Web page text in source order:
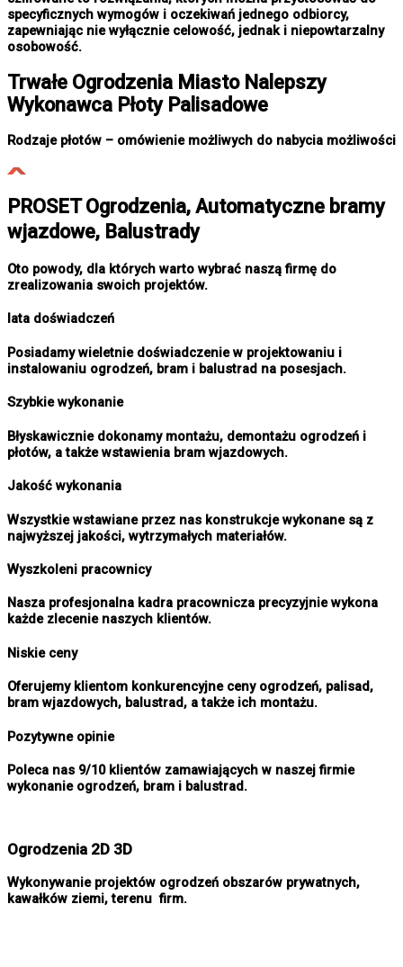
specyficznych wymogów i oczekiwań jednego odbiorcy,
zapewniając nie wyłącznie celowość, jednak i niepowtarzalny
osobowość.
Trwałe Ogrodzenia MiastoNalepszy
Wykonawca Płoty Palisadowe
Rodzaje płotów – omówienie możliwych do nabycia możliwości
PROSET Ogrodzenia, Automatyczne bramy
wjazdowe, Balustrady
Oto powody, dla których warto wybrać naszą firmę do
zrealizowania swoich projektów.
lata doświadczeń
Posiadamy wieletnie doświadczenie w projektowaniu i
instalowaniu ogrodzeń, bram i balustrad na posesjach.
Szybkie wykonanie
Błyskawicznie dokonamy montażu, demontażu ogrodzeń i
płotów, a także wstawienia bram wjazdowych.
Jakość wykonania
Wszystkie wstawiane przez nas konstrukcje wykonane są z
najwyższej jakości, wytrzymałych materiałów.
Wyszkoleni pracownicy
Nasza profesjonalna kadra pracownicza precyzyjnie wykona
każde zlecenie naszych klientów.
Niskie ceny
Oferujemy klientom konkurencyjne ceny ogrodzeń, palisad,
bram wjazdowych, balustrad, a także ich montażu.
Pozytywne opinie
Poleca nas 9/10 klientów zamawiających w naszej firmie
wykonanie ogrodzeń, bram i balustrad.
Ogrodzenia 2D 3D
Wykonywanie projektów ogrodzeń obszarów prywatnych,
kawałków ziemi, terenu firm.